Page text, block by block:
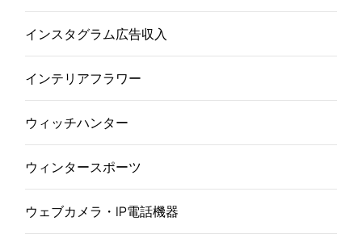
インスタグラム広告収入
インテリアフラワー
ウィッチハンター
ウィンタースポーツ
ウェブカメラ・IP電話機器